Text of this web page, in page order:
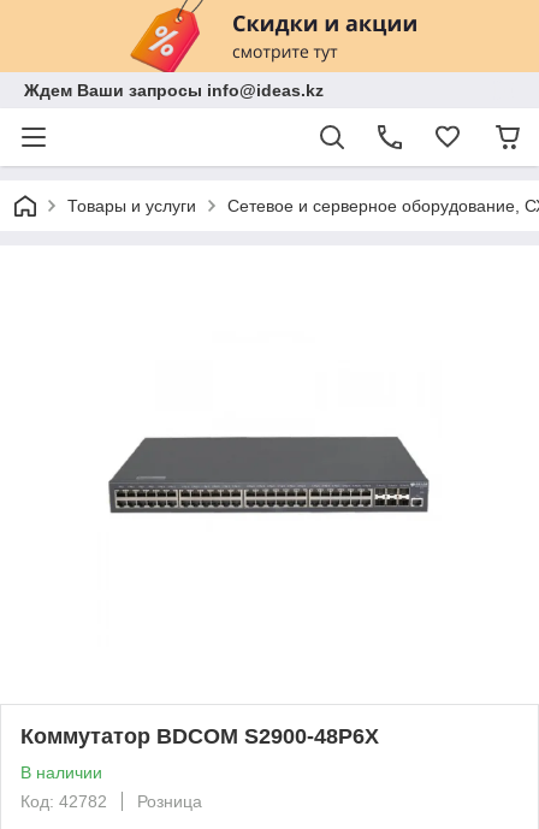
Ждем Ваши запросы info@ideas.kz
Товары и услуги Сетевое и серверное оборудование,
Коммутатор BDCOM S2900-48P6X
В наличии
Код: 42782
Розница